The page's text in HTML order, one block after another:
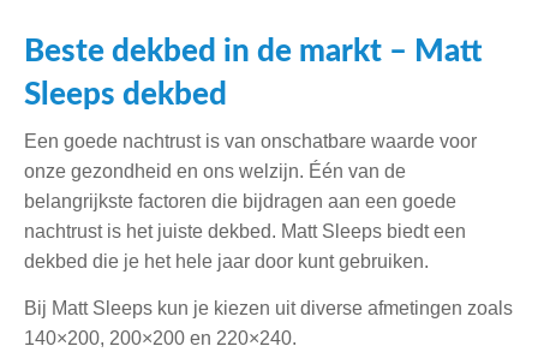
Beste dekbed in de markt – Matt
Sleeps dekbed
Een goede nachtrust is van onschatbare waarde voor
onze gezondheid en ons welzijn. Één van de
belangrijkste factoren die bijdragen aan een goede
nachtrust is het juiste dekbed. Matt Sleeps biedt een
dekbed die je het hele jaar door kunt gebruiken.
Bij Matt Sleeps kun je kiezen uit diverse afmetingen zoals
140×200, 200×200 en 220×240.